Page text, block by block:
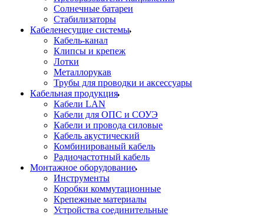
Солнечные батареи
Стабилизаторы
Кабеленесущие системы
Кабель-канал
Клипсы и крепеж
Лотки
Металлорукав
Трубы для проводки и аксессуары
Кабельная продукция
Кабели LAN
Кабели для ОПС и СОУЭ
Кабели и провода силовые
Кабель акустический
Комбинированый кабель
Радиочастотный кабель
Монтажное оборудование
Инструменты
Коробки коммутационные
Крепежные материалы
Устройства соединительные